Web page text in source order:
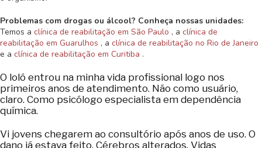
Problemas com drogas ou álcool? Conheça nossas unidades:
Temos a clínica de reabilitação em São Paulo , a clínica de
reabilitação em Guarulhos , a clínica de reabilitação no Rio de Janeiro
e a clínica de reabilitação em Curitiba .
O loló entrou na minha vida profissional logo nos
primeiros anos de atendimento. Não como usuário,
claro. Como psicólogo especialista em dependência
química.
Vi jovens chegarem ao consultório após anos de uso. O
dano já estava feito. Cérebros alterados. Vidas